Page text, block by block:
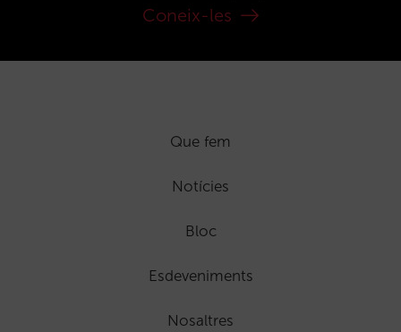
Coneix-les
Que fem
Notícies
Bloc
Esdeveniments
Nosaltres